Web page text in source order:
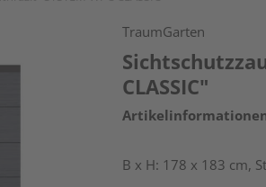
TraumGarten
CLASSIC"
B x H: 178 x 183 cm,